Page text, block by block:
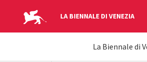
LA BIENNALE DI VENEZIA
YOUR
La Biennale di